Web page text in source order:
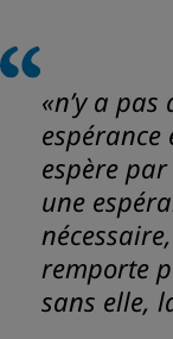
«n’y a
espérance
espère
une
remporte
sans elle,